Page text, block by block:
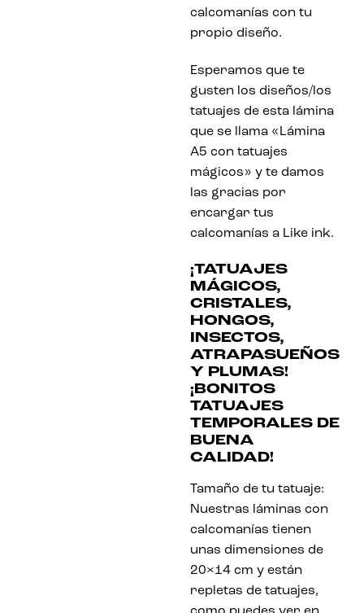
calcomanías con tu
propio diseño.
Esperamos que te
gusten los diseños/los
tatuajes de esta lámina
que se llama «Lámina
A5 con tatuajes
mágicos» y te damos
las gracias por
encargar tus
calcomanías a Like ink.
¡TATUAJES
MÁGICOS,
CRISTALES,
HONGOS,
INSECTOS,
ATRAPASUEÑOS
Y PLUMAS!
¡BONITOS
TATUAJES
TEMPORALES DE
BUENA
CALIDAD!
Tamaño de tu tatuaje:
Nuestras láminas con
calcomanías tienen
unas dimensiones de
20×14 cm y están
repletas de tatuajes,